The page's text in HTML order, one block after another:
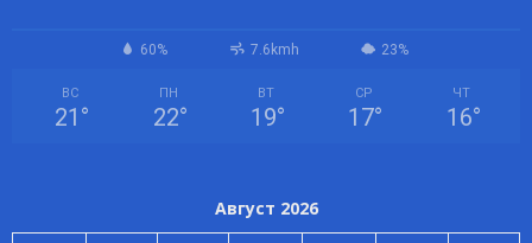
60% 7.6kmh 23%
ВС
21 °
ПН
22°
ВТ
19°
СР
17°
ЧТ
16°
Август 2026